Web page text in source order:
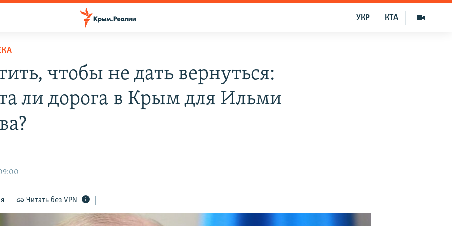
КТА
УКР
чтобы не дать вернуться:
ли дорога в Крым для Ильми
Читать без VPN